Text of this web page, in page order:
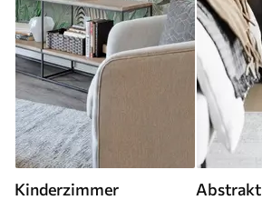
Kinderzimmer Abstrakt